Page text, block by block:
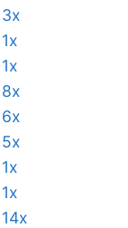
3x
1x
1x
8x
6x
5x
1x
1x
14x